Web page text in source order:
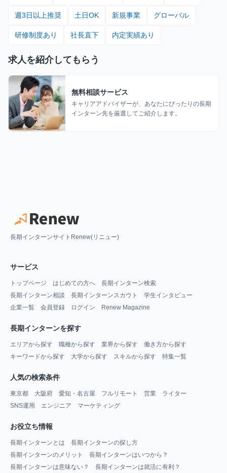
週3日以上推奨 土日OK 新規事業 グローバル
研修制度あり 社長直下 内定実績あり
求人を紹介してもらう
無料相談サービス
キャリアアドバイザーが、あなたにぴったりの長期
インターン先を厳選してご紹介します。
長期インターンサイトRenew(リニュー)
サービス
トップページ はじめての方へ
長期インターン検索
長期インターン相談
長期インターンスカウト
学生インタビュー
企業一覧
会員登録 ログイン Renew Magazine
長期インターンを探す
エリアから探す 職種から探す 業界から探す
働き方から探す
キーワードから探す
大学から探す スキルから探す 特集一覧
人気の検索条件
東京都 大阪府 愛知・名古屋 フルリモート 営業
ライター
SNS運用
エンジニア マーケティング
お役立ち情報
長期インターンとは
長期インターンの探し方
長期インターンのメリット
長期インターンはいつから？
長期インターンは意味ない？
長期インターンは就活に有利？